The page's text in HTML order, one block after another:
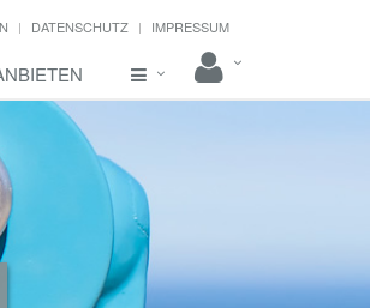
DATENSCHUTZ IMPRESSUM